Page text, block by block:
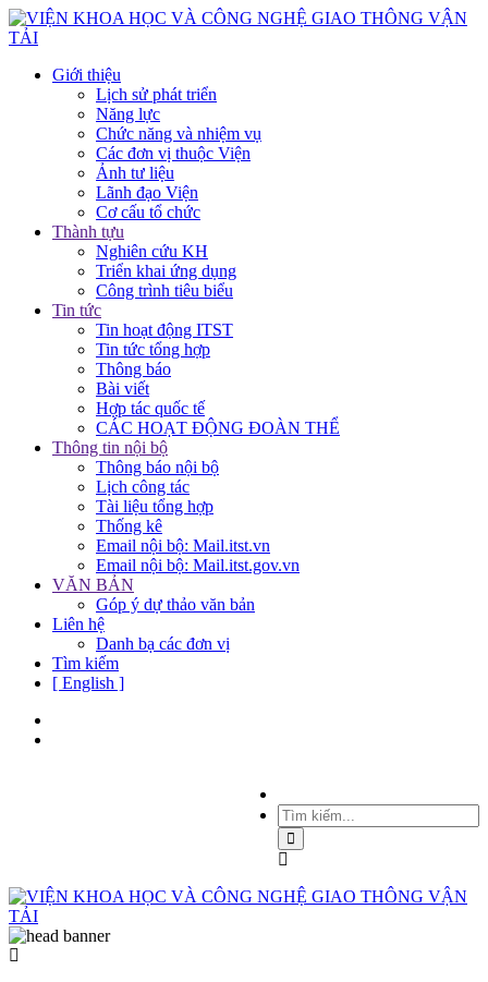
Giới thiệu
Lịch sử phát triển
Năng lực
Chức năng và nhiệm vụ
Các đơn vị thuộc Viện
Ảnh tư liệu
Lãnh đạo Viện
Cơ cấu tổ chức
Thành tựu
Nghiên cứu KH
Triển khai ứng dụng
Công trình tiêu biểu
Tin tức
Tin hoạt động ITST
Tin tức tổng hợp
Thông báo
Bài viết
Hợp tác quốc tế
CÁC HOẠT ĐỘNG ĐOÀN THỂ
Thông tin nội bộ
Thông báo nội bộ
Lịch công tác
Tài liệu tổng hợp
Thống kê
Email nội bộ: Mail.itst.vn
Email nội bộ: Mail.itst.gov.vn
VĂN BẢN
Góp ý dự thảo văn bản
Liên hệ
Danh bạ các đơn vị
Tìm kiếm
[ English ]